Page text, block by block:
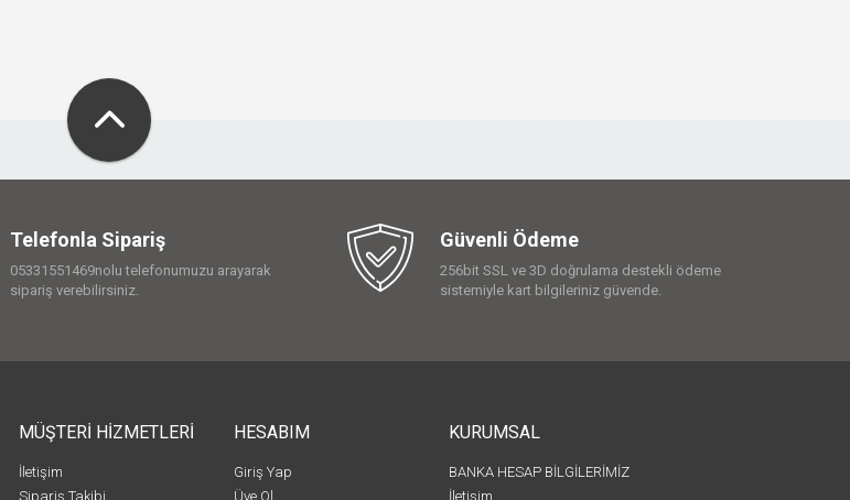
Telefonla Sipariş
05331551469nolu telefonumuzu arayarak
sipariş verebilirsiniz.
Güvenli Ödeme
256bit SSL ve 3D doğrulama destekli ödeme
sistemiyle kart bilgileriniz güvende.
MÜŞTERİ HİZMETLERİ
İletişim
Sipariş Takibi
HESABIM
Giriş Yap
Üye Ol
KURUMSAL
BANKA HESAP BİLGİLERİMİZ
İletişim